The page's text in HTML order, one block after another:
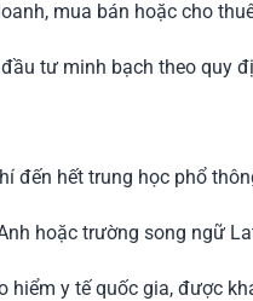
mua bán hoặc cho
tư minh bạch theo quy
đến hết trung học phổ
hoặc trường song ngữ
y tế quốc gia, được